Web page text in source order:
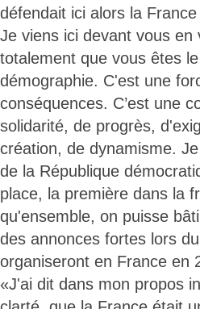
défendait ici alors la
Je viens ici devant vous
totalement que vous êtes
démographie. C'est une
conséquences. C’est une
solidarité, de progrès,
création, de dynamisme.
de la République
place, la première dans la
qu'ensemble, on puisse
des annonces fortes lors
organiseront en France en
«J'ai dit dans mon propos